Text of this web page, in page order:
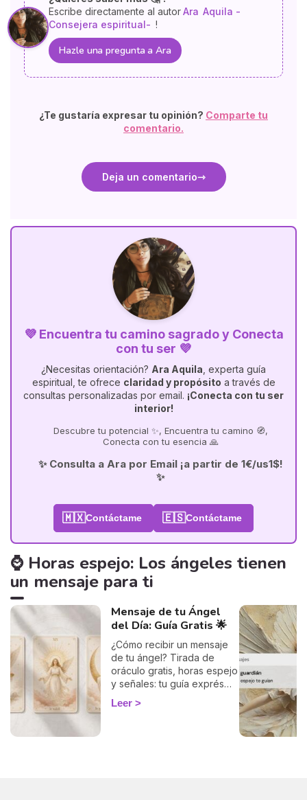
Escribe directamente al autorAra Aquila -
Consejera espiritual- !
Hazle una pregunta a Ara
¿Te gustaría expresar tu opinión? Comparte tu
comentario.
Deja un comentario
💜 Encuentra tu camino sagrado y Conecta
con tu ser 💜
¿Necesitas orientación? Ara Aquila , experta guía
espiritual, te ofrece claridad y propósito a través de
consultas personalizadas por email. ¡Conecta con tu ser
interior!
Descubre tu potencial ✨, Encuentra tu camino 🧭,
Conecta con tu esencia 🙏
✨ Consulta a Ara por Email ¡a partir de 1€/us1$!
✨
🇲🇽Contáctame 🇪🇸Contáctame
⌚ Horas espejo: Los ángeles tienen
un mensaje para ti
Mensaje de tu Ángel
del Día: Guía Gratis 🌟
¿Cómo recibir un mensaje
de tu ángel? Tirada de
oráculo gratis, horas espejo
y señales: tu guía exprés
para descifrar el mensaje
de tus ángeles hoy.
Leer